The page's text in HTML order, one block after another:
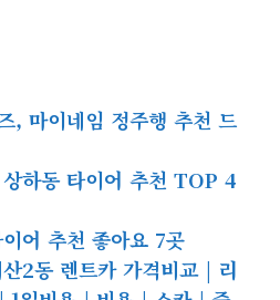
, 마이네임 정주행 추천 드
하동 타이어 추천 TOP 4
어 추천 좋아요 7곳
2동 렌트카 가격비교 | 리